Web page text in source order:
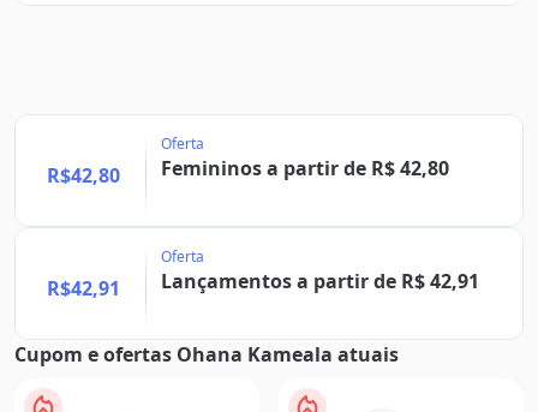
R$42,80
Oferta
Femininos a partir de R$ 42,80
R$42,91
Oferta
Lançamentos a partir de R$ 42,91
Cupom e ofertas Ohana Kameala atuais